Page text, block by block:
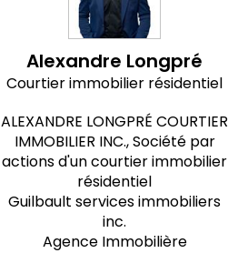
Alexandre Longpré
Courtier immobilier résidentiel
ALEXANDRE LONGPRÉ COURTIER
IMMOBILIER INC., Société par
actions d'un courtier immobilier
résidentiel
Guilbault services immobiliers
inc.
Agence Immobilière